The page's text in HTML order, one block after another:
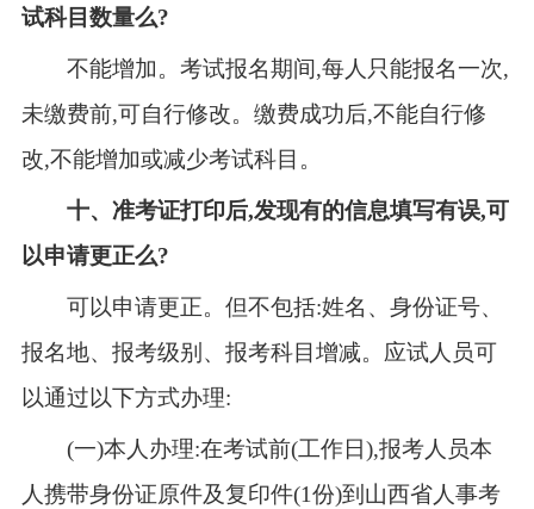
试科目数量么?
不能增加。考试报名期间,每人只能报名一次,
未缴费前,可自行修改。缴费成功后,不能自行修
改,不能增加或减少考试科目。
十、准考证打印后,发现有的信息填写有误,可
以申请更正么?
可以申请更正。但不包括:姓名、身份证号、
报名地、报考级别、报考科目增减。应试人员可
以通过以下方式办理:
(一)本人办理:在考试前(工作日),报考人员本
人携带身份证原件及复印件(1份)到山西省人事考